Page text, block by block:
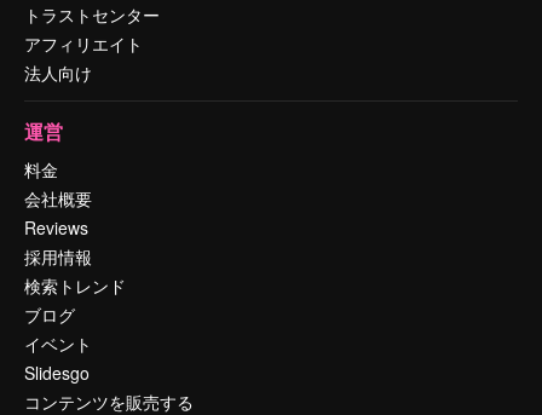
トラストセンター
アフィリエイト
法人向け
運営
料金
会社概要
Reviews
採用情報
検索トレンド
ブログ
イベント
Slidesgo
コンテンツを販売する